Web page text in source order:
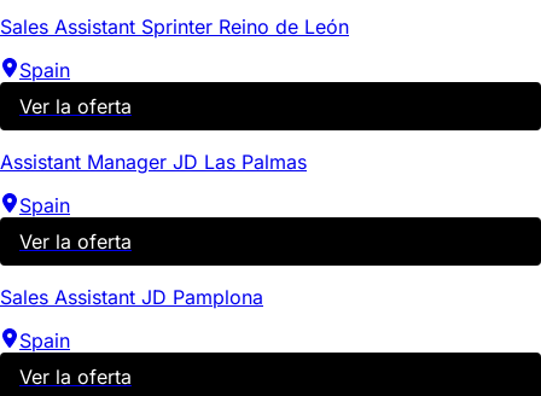
Sales Assistant Sprinter Reino de León
Spain
Ver la oferta
Assistant Manager JD Las Palmas
Spain
Ver la oferta
Sales Assistant JD Pamplona
Spain
Ver la oferta